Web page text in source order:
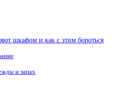
шкафом и как с этим бороться
и запах